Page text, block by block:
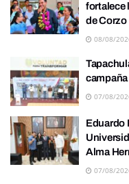
fortalece
de Corzo
08/08/
campaña
07/08/
Eduardo
Alma
07/08/